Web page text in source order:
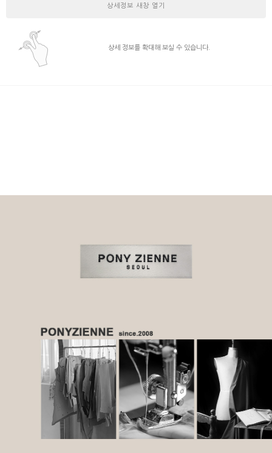
상세정보 새창 열기
상세 정보를 확대해 보실 수 있습니다.